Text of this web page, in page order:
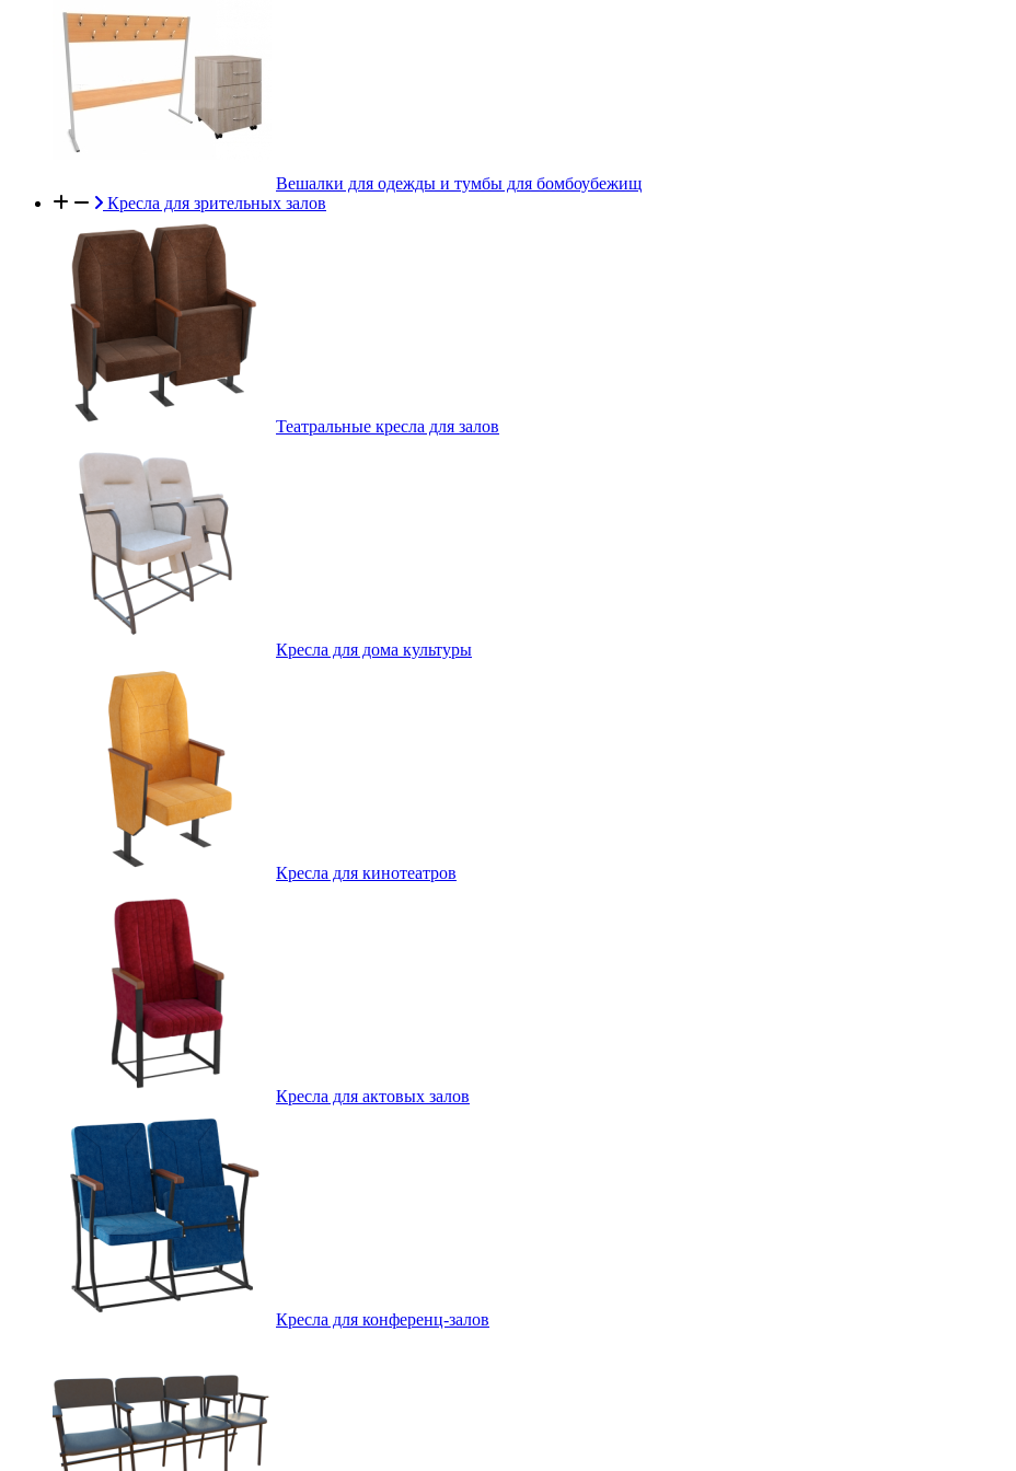
Вешалки для одежды и тумбы для бомбоубежищ
Кресла для зрительных залов
Театральные кресла для залов
Кресла для дома культуры
Кресла для кинотеатров
Кресла для актовых залов
Кресла для конференц-залов